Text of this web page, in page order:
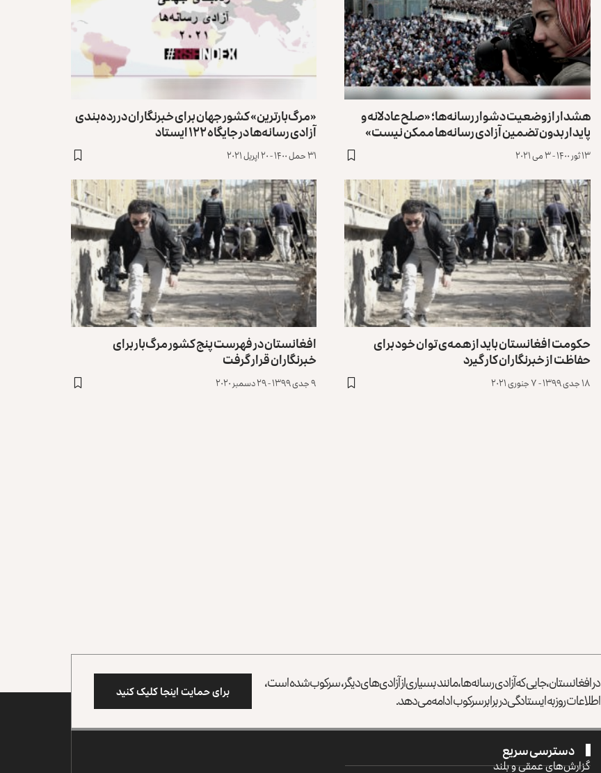
هشدار از وضعیت دشوار رسانه‌ها؛ «صلح عادلانه و
پایدار بدون تضمین آزادی رسانه‌ها ممکن نیست»
۱۳ ثور ۱۴۰۰ - ۳ می ۲۰۲۱
«مرگ‌بارترین» کشور جهان برای خبرنگاران در رده‌بندی
آزادی رسانه‌ها‌ در جایگاه ۱۲۲ ایستاد
۳۱ حمل ۱۴۰۰ - ۲۰ اپریل ۲۰۲۱
حکومت افغانستان باید از همه‌ی توان خود برای
حفاظت از خبرنگاران کار گیرد
۱۸ جدی ۱۳۹۹ - ۷ جنوری ۲۰۲۱
افغانستان در فهرست پنج کشور مرگ‌بار برای
خبرنگاران قرار گرفت
۹ جدی ۱۳۹۹ - ۲۹ دسمبر ۲۰۲۰
در افغانستان، جایی که آزادی رسانه‌ها، مانند بسیاری از آزادی‌های دیگر، سرکوب شده است،
اطلاعات روز به ایستادگی در برابر سرکوب ادامه می‌دهد. برای حمایت اینجا کلیک کنید
دسترسی سریع
گزارش‌‌های عمقی و بلند